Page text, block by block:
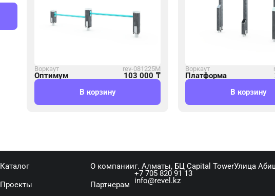
Воркаут rev-081225M
Оптимум 103 000 ₸
В корзину
Воркаут
Платформа
В корзину
Каталог О компании
Проекты Партнерам
г. Алматы, ​БЦ Capital Tower​Улица
+7 705 820 91 13
info@revel.kz